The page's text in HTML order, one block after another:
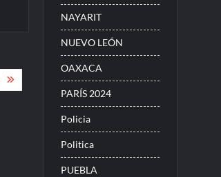
NAYARIT
NUEVO LEÓN
OAXACA
PARÍS 2024
Policia
Politica
PUEBLA